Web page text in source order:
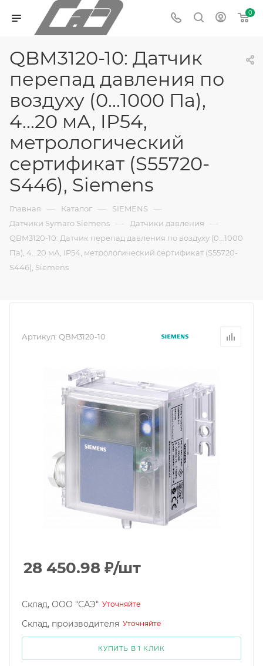
0
QBM3120-10: Датчик
перепад давления по
воздуху (0...1000 Па),
4...20 мА, IP54,
метрологический
сертификат (S55720-
S446), Siemens
Главная — Каталог — SIEMENS —
Датчики Symaro Siemens — Датчики давления —
QBM3120-10: Датчик перепад давления по воздуху (0...1000
Па), 4...20 мА, IP54, метрологический сертификат (S55720-
S446), Siemens
Артикул: QBM3120-10
28 450.98 ₽/шт
Склад, ООО "САЭ" Уточняйте
Склад, производителя Уточняйте
КУПИТЬ В 1 КЛИК